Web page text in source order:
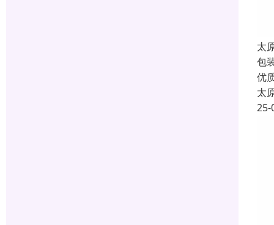
太
包
优
太
25-